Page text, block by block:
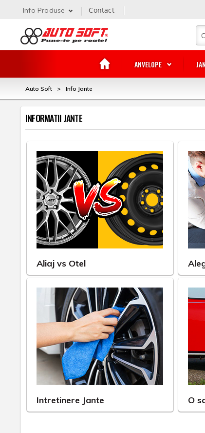
ANVELOPE
Info Produse Contact
Auto Soft > Info Jante
INFORMATII JANTE
Aliaj vs Otel
Intretinere Jante O